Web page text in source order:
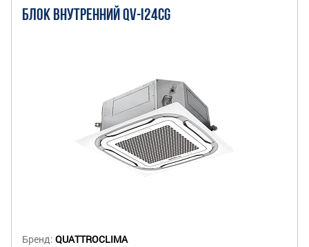
БЛОК ВНУТРЕННИЙ QV-I24CG
Бренд: QUATTROCLIMA